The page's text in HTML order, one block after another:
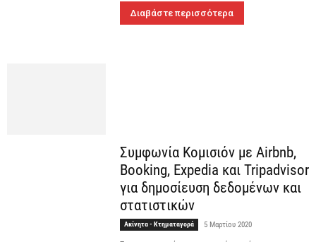
Διαβάστε περισσότερα
Συμφωνία Κομισιόν με Airbnb,
Booking, Expedia και Tripadvisor
για δημοσίευση δεδομένων και
στατιστικών
Ακίνητα - Κτηματαγορά 5 Μαρτίου 2020